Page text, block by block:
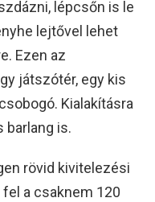
lépcsőn is le
lejtővel lehet
Ezen az
játszótér, egy kis
Kialakításra
barlang is.
rövid kivitelezési
a csaknem 120